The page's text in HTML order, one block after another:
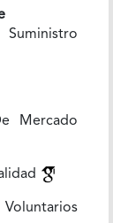
Mercado